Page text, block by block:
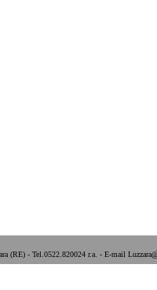
- Tel.0522.820024 r.a. - E-mail